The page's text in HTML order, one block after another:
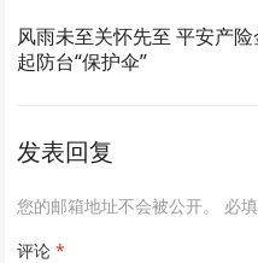
风雨未至关怀先至 平安产
起防台“保护伞”
发表回复
您的邮箱地址不会被公开。 必
评论*